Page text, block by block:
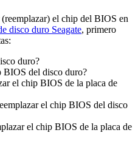
el chip del BIOS en
disco duro Seagate, primero
duro?
BIOS del disco duro?
el chip BIOS de la placa de
el chip BIOS del disco
el chip BIOS de la placa de